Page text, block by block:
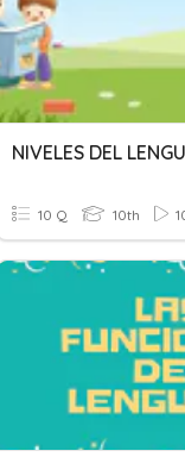
NIVELES DEL
10 Q 10th